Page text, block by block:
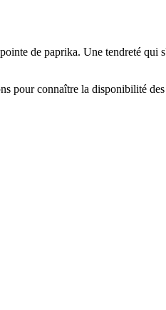
de paprika. Une tendreté qui
pour connaître la disponibilité